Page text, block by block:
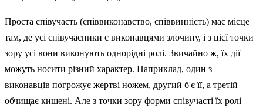
Проста співучасть (співвиконавство, співвинність) має місце
там, де усі співучасники є виконавцями злочину, і з цієї точки
зору усі вони виконують однорідні ролі. Звичайно ж, їх дії
можуть носити різний характер. Наприклад, один з
виконавців погрожує жертві ножем, другий б'є її, а третій
обчищає кишені. Але з точки зору форми співучасті їх ролі